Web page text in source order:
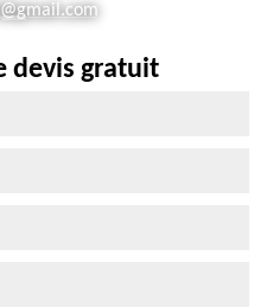
devis gratuit